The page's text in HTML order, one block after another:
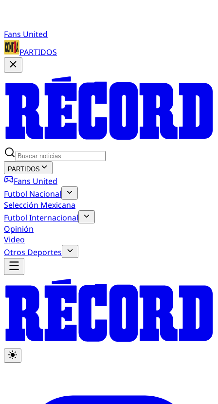
Fans United
PARTIDOS
PARTIDOS
Fans United
Futbol Nacional
Selección Mexicana
Futbol Internacional
Opinión
Video
Otros Deportes